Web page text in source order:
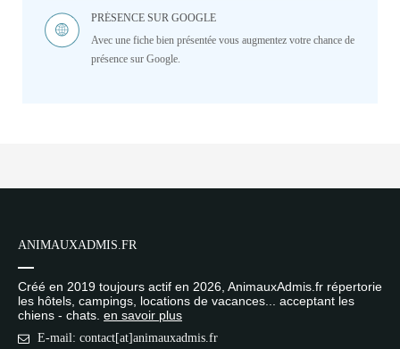
PRÉSENCE SUR GOOGLE
Avec une fiche bien présentée vous augmentez votre chance de
présence sur Google.
ANIMAUXADMIS.FR
Créé en 2019 toujours actif en 2026, AnimauxAdmis.fr répertorie
les hôtels, campings, locations de vacances... acceptant les
chiens - chats. en savoir plus
E-mail: contact[at]animauxadmis.fr